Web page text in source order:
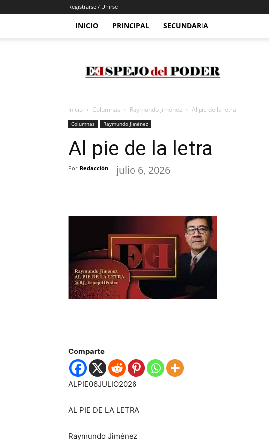
Registrarse / Unirse
INICIO PRINCIPAL SECUNDARIA
Del
Poder
Inicio Columnas Raymundo Jiménez Al pie de la letra
Columnas Raymundo Jiménez
Al pie de la letra
Por Redacción - julio 6, 2026
Comparte
ALPIE06JULIO2026
AL PIE DE LA LETRA
Raymundo Jiménez